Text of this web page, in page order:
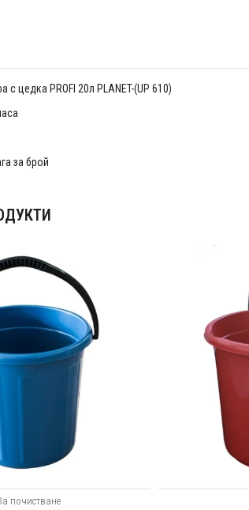
с цедка PROFI 20л PLANET-(UP 610)
за брой
почистване